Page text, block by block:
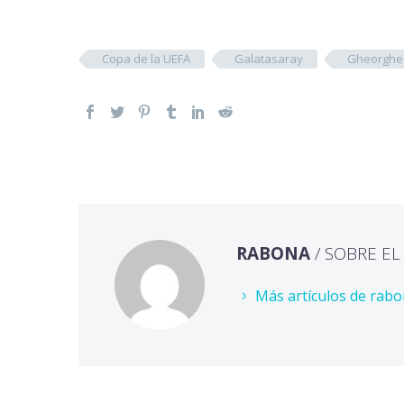
Copa de la UEFA Galatasaray
RABONA/ SOBRE
Más artículos de